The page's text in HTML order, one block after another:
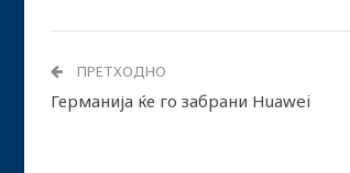
ПРЕТХОДНО
Германија ќе го забрани Huawei